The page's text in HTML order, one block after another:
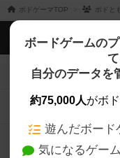
ボドゲーマTOP ボドと
ボードゲームの
て
自分のデータを
約75,000人がボ
遊んだボード
気になるゲー
ボドゲーマTOP
ボードゲームを検
ボードゲームの新
ボードゲーム会情報